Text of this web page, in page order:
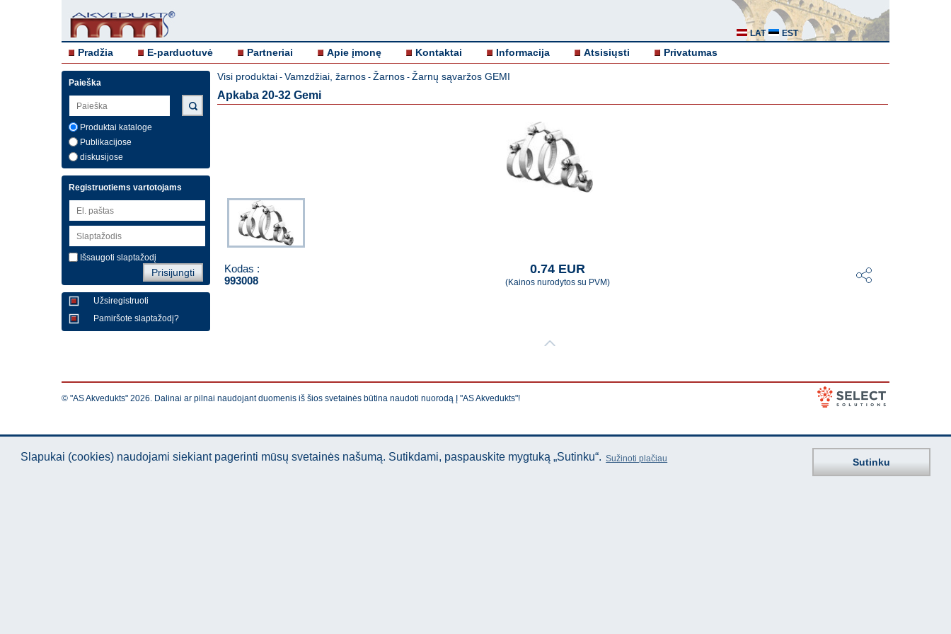
LAT EST
Pradžia E-parduotuvė Partneriai Apie įmonę Kontaktai Informacija Atsisiųsti Privatumas
Paieška
Produktai kataloge
Publikacijose
diskusijose
Registruotiems vartotojams
Išsaugoti slaptažodį
Užsiregistruoti
Pamiršote slaptažodį?
Visi produktai - Vamzdžiai, žarnos - Žarnos - Žarnų sąvaržos GEMI
Apkaba 20-32 Gemi
Kodas :
993008
0.74 EUR
(Kainos nurodytos su PVM)
© "AS Akvedukts" 2026. Dalinai ar pilnai naudojant duomenis iš šios svetainės būtina naudoti nuorodą Į "AS Akvedukts"!
Slapukai (cookies) naudojami siekiant pagerinti mūsų svetainės našumą. Sutikdami, paspauskite mygtuką „Sutinku“. Sužinoti plačiau Sutinku